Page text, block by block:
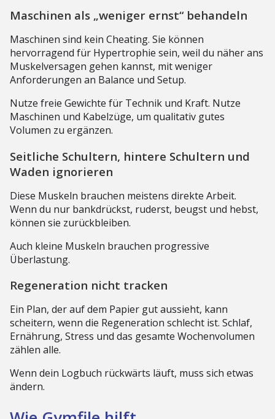
Maschinen als „weniger ernst“ behandeln
Maschinen sind kein Cheating. Sie können
hervorragend für Hypertrophie sein, weil du näher ans
Muskelversagen gehen kannst, mit weniger
Anforderungen an Balance und Setup.
Nutze freie Gewichte für Technik und Kraft. Nutze
Maschinen und Kabelzüge, um qualitativ gutes
Volumen zu ergänzen.
Seitliche Schultern, hintere Schultern und
Waden ignorieren
Diese Muskeln brauchen meistens direkte Arbeit.
Wenn du nur bankdrückst, ruderst, beugst und hebst,
können sie zurückbleiben.
Auch kleine Muskeln brauchen progressive
Überlastung.
Regeneration nicht tracken
Ein Plan, der auf dem Papier gut aussieht, kann
scheitern, wenn die Regeneration schlecht ist. Schlaf,
Ernährung, Stress und das gesamte Wochenvolumen
zählen alle.
Wenn dein Logbuch rückwärts läuft, muss sich etwas
ändern.